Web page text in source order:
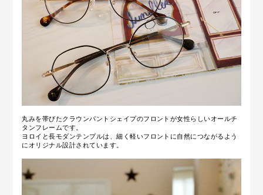
丸みを帯びたクラウンパントシェイプのフロントが女性らしいオールチ
タンフレームです。
ヨロイと長モダンテンプルは、細く軽いフロントに自然につながるよう
にオリジナル設計されています。